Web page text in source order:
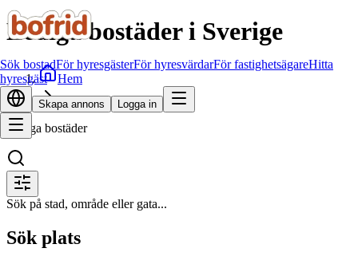
Sök bostadFör hyresgästerFör hyresvärdarFör fastighetsägareHitta
hyresgäst
Skapa annons Logga in
Lediga bostäder i Sverige
Hem
Sök bostad
Lediga bostäder
Sök på stad, område eller gata...
Sök plats